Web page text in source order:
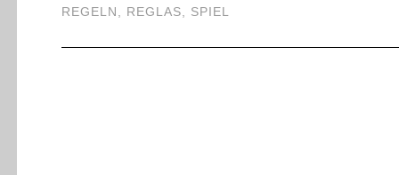
REGELN , REGLAS, SPIEL